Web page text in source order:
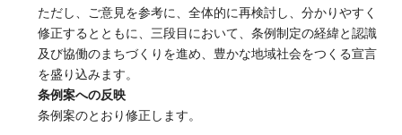
ただし、ご意見を参考に、全体的に再検討し、分かりやすく
修正するとともに、三段目において、条例制定の経緯と認識
及び協働のまちづくりを進め、豊かな地域社会をつくる宣言
を盛り込みます。
条例案への反映
条例案のとおり修正します。